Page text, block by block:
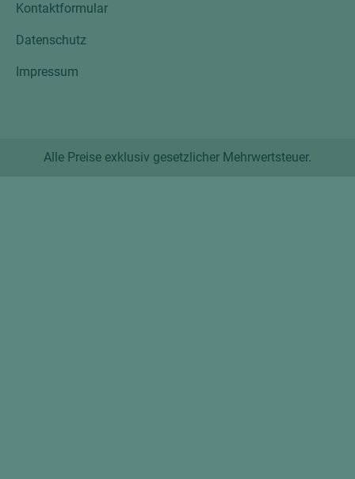
Kontaktformular
Datenschutz
Impressum
Alle Preise exklusiv gesetzlicher Mehrwertsteuer.